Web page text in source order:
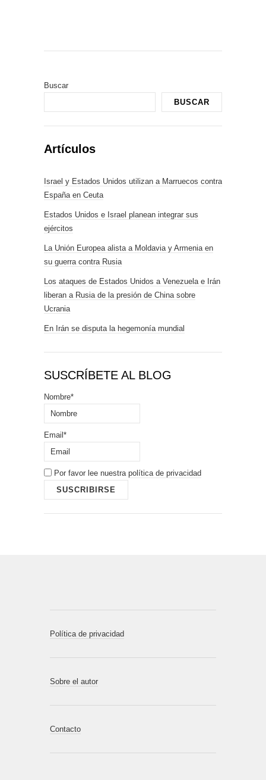
Buscar
BUSCAR
Artículos
Israel y Estados Unidos utilizan a Marruecos contra
España en Ceuta
Estados Unidos e Israel planean integrar sus
ejércitos
La Unión Europea alista a Moldavia y Armenia en
su guerra contra Rusia
Los ataques de Estados Unidos a Venezuela e Irán
liberan a Rusia de la presión de China sobre
Ucrania
En Irán se disputa la hegemonía mundial
SUSCRÍBETE AL BLOG
Nombre*
Email*
Por favor lee nuestra política de privacidad
Política de privacidad
Sobre el autor
Contacto